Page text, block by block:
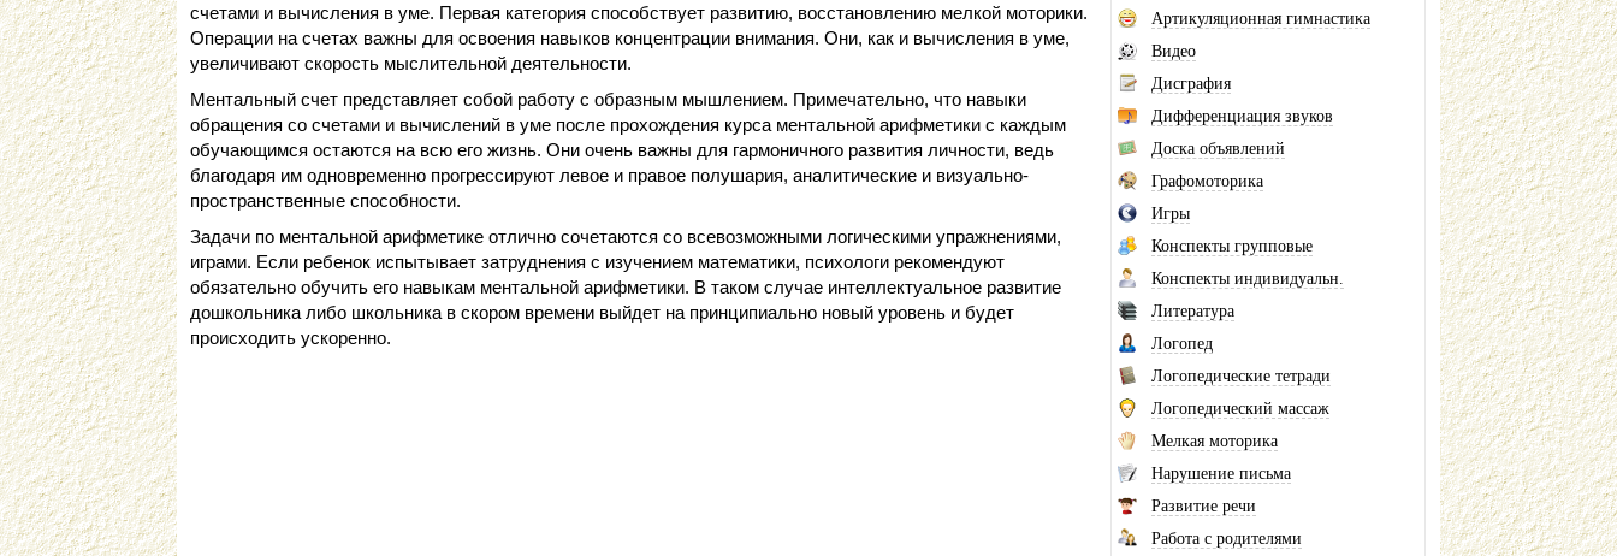
счетами и вычисления в уме. Первая категория способствует развитию, восстановлению мелкой моторики.
Операции на счетах важны для освоения навыков концентрации внимания. Они, как и вычисления в уме,
увеличивают скорость мыслительной деятельности.
Ментальный счет представляет собой работу с образным мышлением. Примечательно, что навыки
обращения со счетами и вычислений в уме после прохождения курса ментальной арифметики с каждым
обучающимся остаются на всю его жизнь. Они очень важны для гармоничного развития личности, ведь
благодаря им одновременно прогрессируют левое и правое полушария, аналитические и визуально-
пространственные способности.
Задачи по ментальной арифметике отлично сочетаются со всевозможными логическими упражнениями,
играми. Если ребенок испытывает затруднения с изучением математики, психологи рекомендуют
обязательно обучить его навыкам ментальной арифметики. В таком случае интеллектуальное развитие
дошкольника либо школьника в скором времени выйдет на принципиально новый уровень и будет
происходить ускоренно.
Артикуляционная гимнастика
Видео
Дисграфия
Дифференциация звуков
Доска объявлений
Графомоторика
Игры
Конспекты групповые
Конспекты индивидуальн.
Литература
Логопед
Логопедические тетради
Логопедический массаж
Мелкая моторика
Нарушение письма
Развитие речи
Работа с родителями